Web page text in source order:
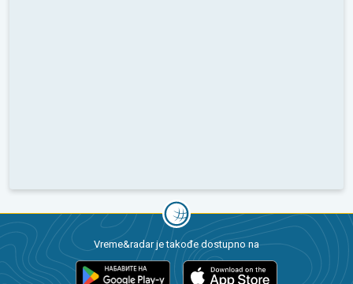
Vreme&radar je takođe dostupno na